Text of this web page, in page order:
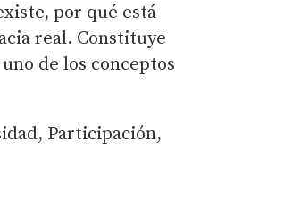
por qué está
real. Constituye
de los conceptos
Participación,